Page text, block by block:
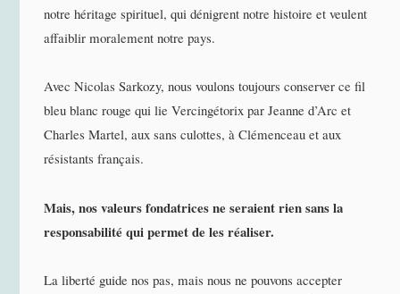
notre héritage spirituel, qui dénigrent notre histoire et veulent
affaiblir moralement notre pays.
Avec Nicolas Sarkozy, nous voulons toujours conserver ce fil
bleu blanc rouge qui lie Vercingétorix par Jeanne d’Arc et
Charles Martel, aux sans culottes, à Clémenceau et aux
résistants français.
Mais, nos valeurs fondatrices ne seraient rien sans la
responsabilité qui permet de les réaliser.
La liberté guide nos pas, mais nous ne pouvons accepter